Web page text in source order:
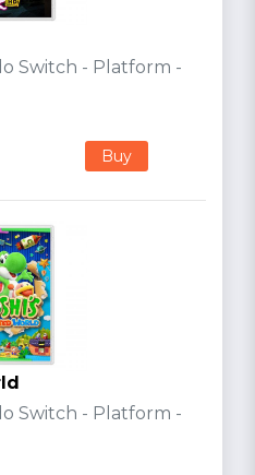
Switch - Platform -
Buy
Switch - Platform -